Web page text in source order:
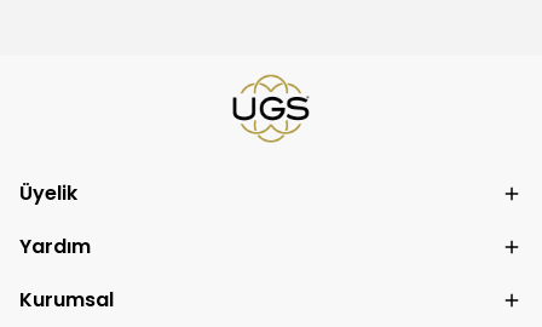
Üyelik
Yardım
Kurumsal